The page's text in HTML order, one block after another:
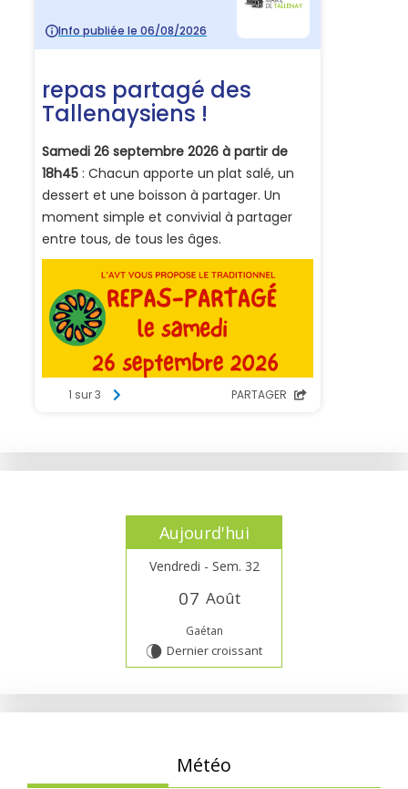
Aujourd'hui
Vendredi - Sem. 32
07 Août
Gaétan
V Dernier croissant
Météo